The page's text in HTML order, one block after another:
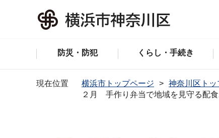
防災・防犯 くらし・手続き
現在位置 横浜市トップページ 神奈川区トッ
２月 手作り弁当で地域を見守る配食